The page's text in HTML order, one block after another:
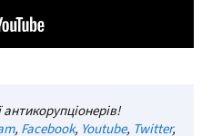
, Facebook, Youtube, Twitter,